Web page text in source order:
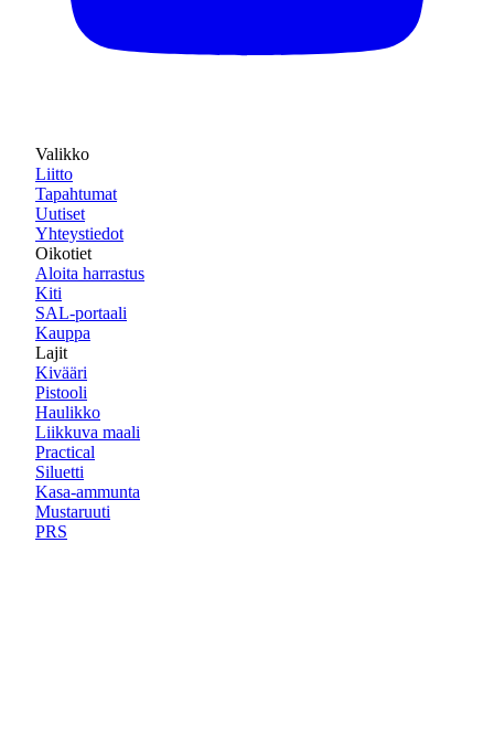
Valikko
Liitto
Tapahtumat
Uutiset
Yhteystiedot
Oikotiet
Aloita harrastus
Kiti
SAL-portaali
Kauppa
Lajit
Kivääri
Pistooli
Haulikko
Liikkuva maali
Practical
Siluetti
Kasa-ammunta
Mustaruuti
PRS